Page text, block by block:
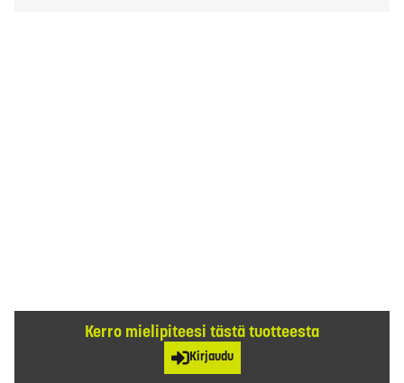
Kerro mielipiteesi tästä tuotteesta
Kirjaudu